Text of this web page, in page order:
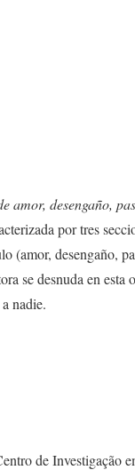
amor, desengaño,
por tres
(amor, desengaño,
se desnuda en esta
nadie.
de Investigação